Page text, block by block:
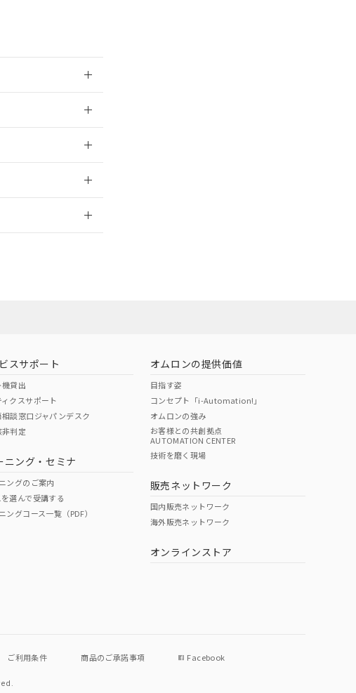
O O
スサポート
貸出
クスサポート
相談窓口ジャパンデスク
判定
ニング・セミナ
ングのご案内
選んで受講する
ングコース一覧（PDF）
オムロンの提供価値
目指す姿
コンセプト「i-Automation!」
オムロンの強み
お客様との共創拠点
AUTOMATION CENTER
技術を磨く現場
販売ネットワーク
国内販売ネットワーク
海外販売ネットワーク
オンラインストア
ご利用条件 商品のご承諾事項 Facebook